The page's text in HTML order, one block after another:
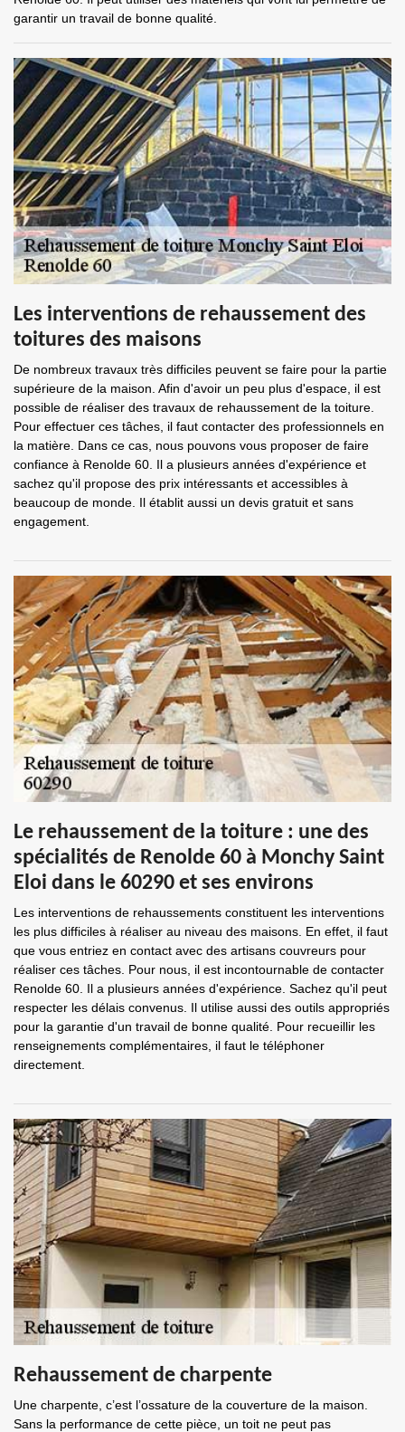
garantir un travail de bonne qualité.
Les interventions de rehaussement des
toitures des maisons
De nombreux travaux très difficiles peuvent se faire pour la partie
supérieure de la maison. Afin d'avoir un peu plus d'espace, il est
possible de réaliser des travaux de rehaussement de la toiture.
Pour effectuer ces tâches, il faut contacter des professionnels en
la matière. Dans ce cas, nous pouvons vous proposer de faire
confiance à Renolde 60. Il a plusieurs années d'expérience et
sachez qu'il propose des prix intéressants et accessibles à
beaucoup de monde. Il établit aussi un devis gratuit et sans
engagement.
Le rehaussement de la toiture : une des
spécialités de Renolde 60 à Monchy Saint
Eloi dans le 60290 et ses environs
Les interventions de rehaussements constituent les interventions
les plus difficiles à réaliser au niveau des maisons. En effet, il faut
que vous entriez en contact avec des artisans couvreurs pour
réaliser ces tâches. Pour nous, il est incontournable de contacter
Renolde 60. Il a plusieurs années d'expérience. Sachez qu'il peut
respecter les délais convenus. Il utilise aussi des outils appropriés
pour la garantie d'un travail de bonne qualité. Pour recueillir les
renseignements complémentaires, il faut le téléphoner
directement.
Rehaussement de charpente
Une charpente, c’est l’ossature de la couverture de la maison.
Sans la performance de cette pièce, un toit ne peut pas